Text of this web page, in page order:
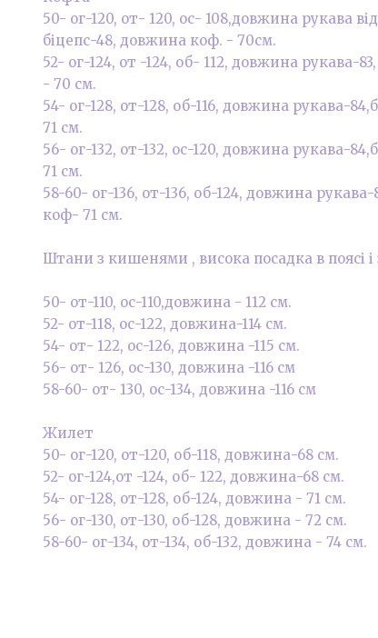
50- ог-120, от- 120, ос- 108,довжина рукава
біцепс-48, довжина коф. - 70см.
52- ог-124, от -124, об- 112, довжина рукава-
- 70 см.
54- ог-128, от-128, об-116, довжина рукава-
71 см.
56- ог-132, от-132, ос-120, довжина рукава-
71 см.
58-60- ог-136, от-136, об-124, довжина
коф- 71 см.
Штани з кишенями , висока посадка в поясі і
50- от-110, ос-110,довжина - 112 см.
52- от-118, ос-122, довжина-114 см.
54- от- 122, ос-126, довжина -115 см.
56- от- 126, ос-130, довжина -116 см
58-60- от- 130, ос-134, довжина -116 см
Жилет
50- ог-120, от-120, об-118, довжина-68 см.
52- ог-124,от -124, об- 122, довжина-68 см.
54- ог-128, от-128, об-124, довжина - 71 см.
56- ог-130, от-130, об-128, довжина - 72 см.
58-60- ог-134, от-134, об-132, довжина - 74 см.